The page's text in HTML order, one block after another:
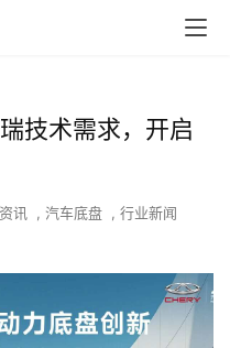
技术需求，开启
讯 , 汽车底盘 , 行业新闻